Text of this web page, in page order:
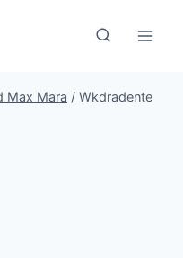
Max Mara / Wkdradente